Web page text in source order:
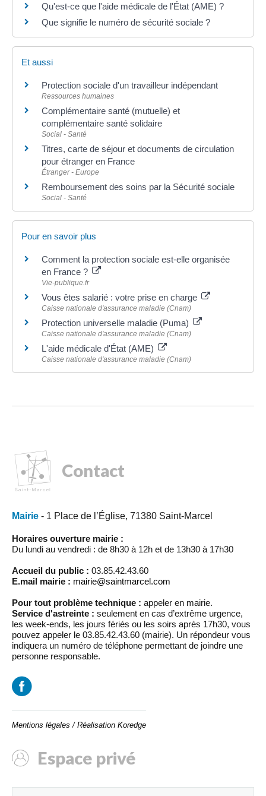
Qu'est-ce que l'aide médicale de l'État (AME) ?
Que signifie le numéro de sécurité sociale ?
Et aussi
Protection sociale d'un travailleur indépendant
Ressources humaines
Complémentaire santé (mutuelle) et
complémentaire santé solidaire
Social - Santé
Titres, carte de séjour et documents de circulation
pour étranger en France
Étranger - Europe
Remboursement des soins par la Sécurité sociale
Social - Santé
Pour en savoir plus
Comment la protection sociale est-elle organisée
en France ?
Vie-publique.fr
Vous êtes salarié : votre prise en charge
Caisse nationale d'assurance maladie (Cnam)
Protection universelle maladie (Puma)
Caisse nationale d'assurance maladie (Cnam)
L'aide médicale d'État (AME)
Caisse nationale d'assurance maladie (Cnam)
Contact
Mairie - 1 Place de l’Église, 71380 Saint-Marcel
Horaires ouverture mairie :
Du lundi au vendredi : de 8h30 à 12h et de 13h30 à 17h30
Accueil du public : 03.85.42.43.60
E.mail mairie : mairie@saintmarcel.com
Pour tout problème technique : appeler en mairie.
Service d'astreinte : seulement en cas d’extrême urgence,
les week-ends, les jours fériés ou les soirs après 17h30, vous
pouvez appeler le 03.85.42.43.60 (mairie). Un répondeur vous
indiquera un numéro de téléphone permettant de joindre une
personne responsable.
Mentions légales / Réalisation Koredge
Espace privé